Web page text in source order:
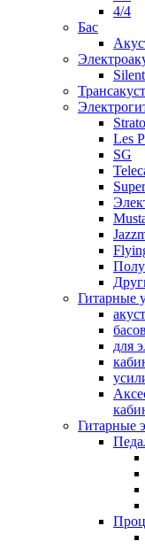
4/4
Бас
Silent
Les
SG
Гитарные
для
Гитарные